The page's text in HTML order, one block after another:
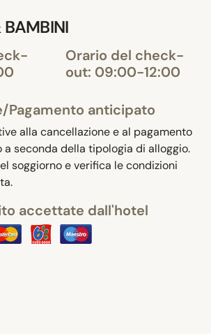
BAMBINI
Orario del check-
out: 09:00-12:00
Pagamento anticipato
alla cancellazione e al pagamento
seconda della tipologia di alloggio.
soggiorno e verifica le condizioni
accettate dall'hotel